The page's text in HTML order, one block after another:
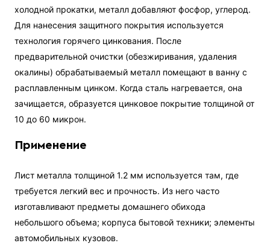
холодной прокатки, металл добавляют фосфор, углерод.
Для нанесения защитного покрытия используется
технология горячего цинкования. После
предварительной очистки (обезжиривания, удаления
окалины) обрабатываемый металл помещают в ванну с
расплавленным цинком. Когда сталь нагревается, она
зачищается, образуется цинковое покрытие толщиной от
10 до 60 микрон.
Применение
Лист металла толщиной 1.2 мм используется там, где
требуется легкий вес и прочность. Из него часто
изготавливают предметы домашнего обихода
небольшого объема; корпуса бытовой техники; элементы
автомобильных кузовов.